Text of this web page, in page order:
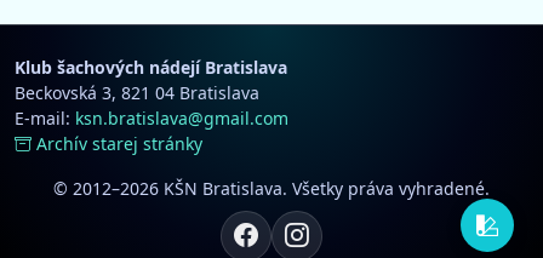
Klub šachových nádejí Bratislava
Beckovská 3, 821 04 Bratislava
E-mail: ksn.bratislava@gmail.com
Archív starej stránky
© 2012–2026 KŠN Bratislava. Všetky práva vyhradené.